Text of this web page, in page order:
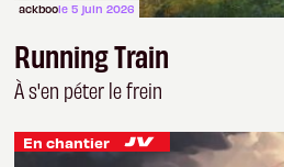
ackboole 5 juin 2026
Running Train
À s'en péter le frein
En chantier